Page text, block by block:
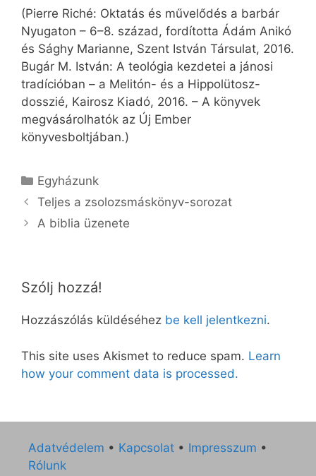
(Pierre Riché: Oktatás és művelődés a barbár
Nyugaton – 6–8. század, fordította Ádám Anikó
és Sághy Marianne, Szent István Társulat, 2016.
Bugár M. István: A teológia kezdetei a jánosi
tradícióban – a Melitón- és a Hippolütosz-
dosszié, Kairosz Kiadó, 2016. – A könyvek
megvásárolhatók az Új Ember
könyvesboltjában.)
Kategória
Egyházunk
Teljes a zsolozsmáskönyv-sorozat
A biblia üzenete
Szólj hozzá!
Hozzászólás küldéséhez be kell jelentkezni.
This site uses Akismet to reduce spam. Learn
how your comment data is processed.
Adatvédelem • Kapcsolat • Impresszum •
Rólunk